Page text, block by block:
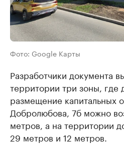
Фото: Google Карты
Разработчики документа
территории три зоны, где
размещение капитальных
Добролюбова, 7б можно
метров, а на
29 метров и 12 метров.